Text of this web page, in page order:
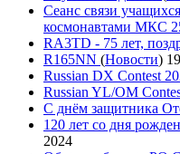
Сеанс связи
космонавтами МКС
RA3TD - 75 лет,
R165NN (Новости)
Russian DX Contest
Russian YL/OM
С днём защитника
120 лет со дня
2024